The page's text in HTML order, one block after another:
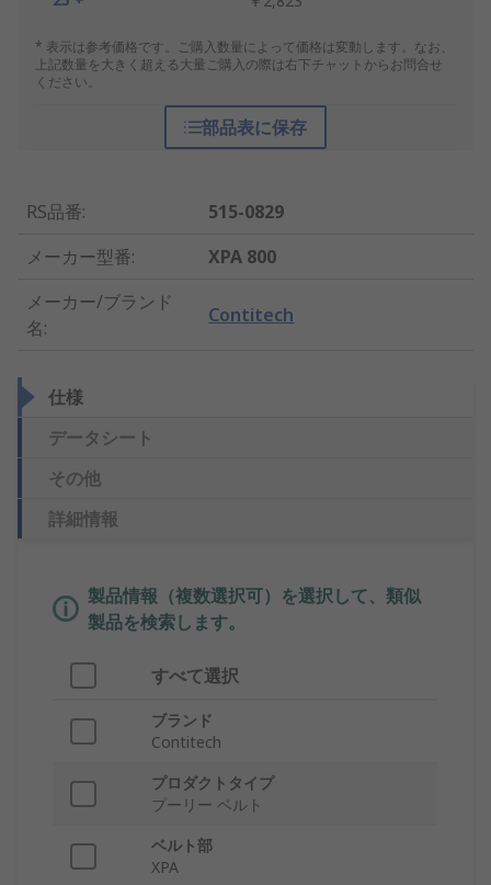
* 表示は参考価格です。ご購入数量によって価格は変動します。なお、
上記数量を大きく超える大量ご購入の際は右下チャットからお問合せ
ください。
部品表に保存
RS品番:
515-0829
メーカー型番:
XPA 800
メーカー/ブランド
名:
Contitech
仕様
データシート
その他
詳細情報
製品情報（複数選択可）を選択して、類似
製品を検索します。
すべて選択
ブランド
Contitech
プロダクトタイプ
プーリー ベルト
ベルト部
XPA